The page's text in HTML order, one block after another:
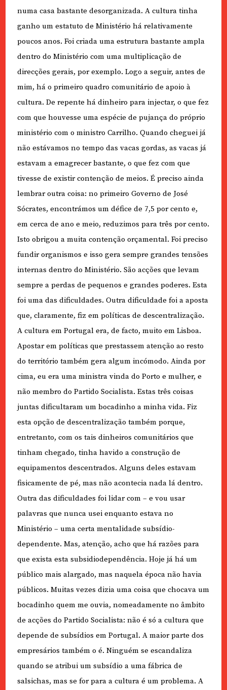
numa casa bastante desorganizada. A cultura tinha
ganho um estatuto de Ministério há relativamente
poucos anos. Foi criada uma estrutura bastante ampla
dentro do Ministério com uma multiplicação de
direcções gerais, por exemplo. Logo a seguir, antes de
mim, há o primeiro quadro comunitário de apoio à
cultura. De repente há dinheiro para injectar, o que fez
com que houvesse uma espécie de pujança do próprio
ministério com o ministro Carrilho. Quando cheguei já
não estávamos no tempo das vacas gordas, as vacas já
estavam a emagrecer bastante, o que fez com que
tivesse de existir contenção de meios. É preciso ainda
lembrar outra coisa: no primeiro Governo de José
Sócrates, encontrámos um défice de 7,5 por cento e,
em cerca de ano e meio, reduzimos para três por cento.
Isto obrigou a muita contenção orçamental. Foi preciso
fundir organismos e isso gera sempre grandes tensões
internas dentro do Ministério. São acções que levam
sempre a perdas de pequenos e grandes poderes. Esta
foi uma das dificuldades. Outra dificuldade foi a aposta
que, claramente, fiz em políticas de descentralização.
A cultura em Portugal era, de facto, muito em Lisboa.
Apostar em políticas que prestassem atenção ao resto
do território também gera algum incómodo. Ainda por
cima, eu era uma ministra vinda do Porto e mulher, e
não membro do Partido Socialista. Estas três coisas
juntas dificultaram um bocadinho a minha vida. Fiz
esta opção de descentralização também porque,
entretanto, com os tais dinheiros comunitários que
tinham chegado, tinha havido a construção de
equipamentos descentrados. Alguns deles estavam
fisicamente de pé, mas não acontecia nada lá dentro.
Outra das dificuldades foi lidar com – e vou usar
palavras que nunca usei enquanto estava no
Ministério – uma certa mentalidade subsídio-
dependente. Mas, atenção, acho que há razões para
que exista esta subsidiodependência. Hoje já há um
público mais alargado, mas naquela época não havia
públicos. Muitas vezes dizia uma coisa que chocava um
bocadinho quem me ouvia, nomeadamente no âmbito
de acções do Partido Socialista: não é só a cultura que
depende de subsídios em Portugal. A maior parte dos
empresários também o é. Ninguém se escandaliza
quando se atribui um subsídio a uma fábrica de
salsichas, mas se for para a cultura é um problema. A